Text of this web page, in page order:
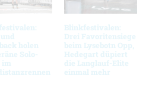
holen
Solo-
im
Blinkfestivalen:
Drei Favoritensiege
beim Lysebotn Opp,
Hedegart düpiert
die Langlauf-Elite
einmal mehr